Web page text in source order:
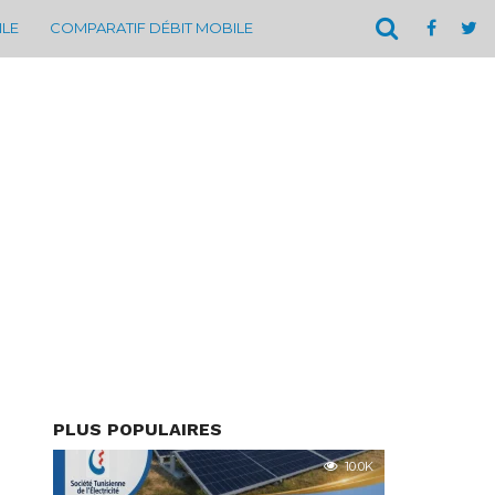
COMPARATIF DÉBIT MOBILE
PLUS POPULAIRES
10.0K